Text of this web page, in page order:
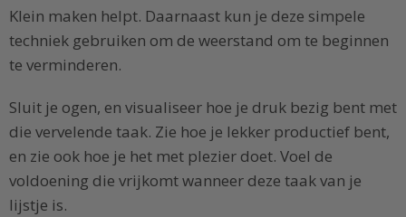
Klein maken helpt. Daarnaast kun je deze simpele
techniek gebruiken om de weerstand om te beginnen
te verminderen.
Sluit je ogen, en visualiseer hoe je druk bezig bent met
die vervelende taak. Zie hoe je lekker productief bent,
en zie ook hoe je het met plezier doet. Voel de
voldoening die vrijkomt wanneer deze taak van je
lijstje is.